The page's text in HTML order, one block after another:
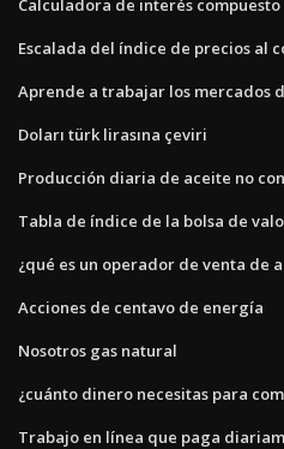
Calculadora de interés
Escalada del índice de precios al
Aprende a trabajar los mercados
Doları türk lirasına çeviri
Producción diaria de aceite no
Tabla de índice de la bolsa de
¿qué es un operador de venta de
Acciones de centavo de energía
Nosotros gas natural
¿cuánto dinero necesitas para
Trabajo en línea que paga